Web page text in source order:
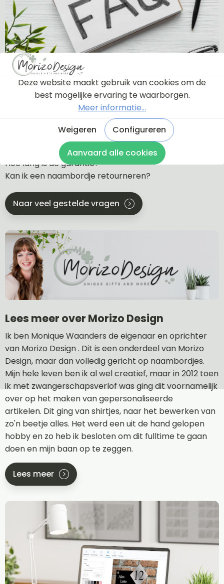
Veelgestelde vragen
Krijg ik eerst een proefdruk te zien?
Welke soorten bevestiging zijn er?
Wat is de levertijd?
Wat zijn de verzendkosten?
Hoe lang is de garantie?
Kan ik een naambordje retourneren?
Naar veel gestelde vragen
Lees meer over Morizo Design
Ik ben Monique Waanders de eigenaar en oprichter
van Morizo Design . Dit is een onderdeel van Morizo
Design, maar dan volledig gericht op naambordjes.
Mijn hele leven ben ik al wel creatief, maar in 2012 toen
ik met zwangerschapsverlof was ging dit voornamelijk
over op het maken van gepersonaliseerde
artikelen. Dit ging van shirtjes, naar het bewerken van
zo'n beetje alles. Het werd een uit de hand gelopen
hobby en zo heb ik besloten om dit fulltime te gaan
doen en mijn baan op te zeggen.
Lees meer
Deze website maakt gebruik van cookies om de
best mogelijke ervaring te waarborgen.
Meer informatie...
Weigeren
Configureren
Aanvaard alle cookies